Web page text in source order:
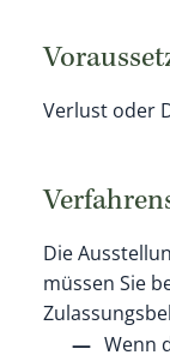
Verlust oder
Die
müssen Sie
Wenn